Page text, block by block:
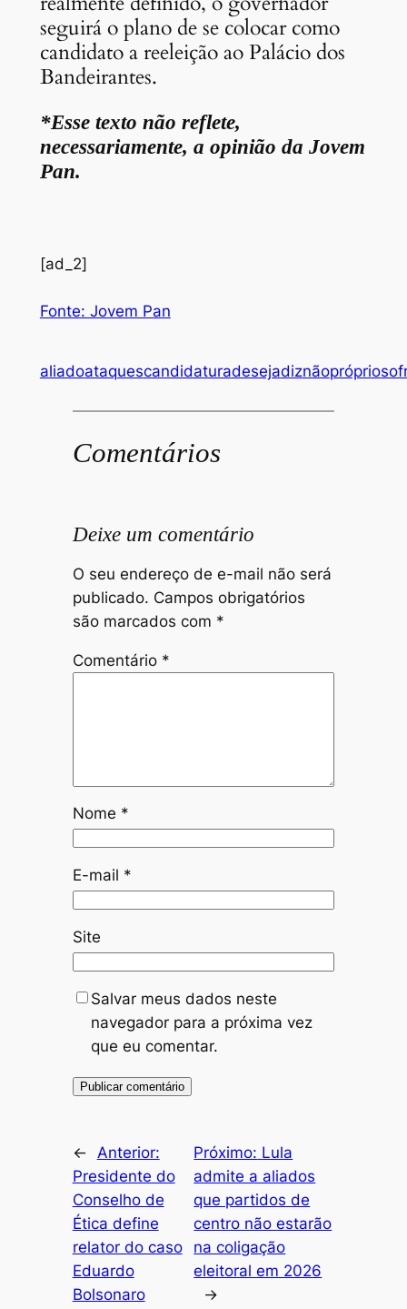
seguirá o plano de se colocar como
candidato a reeleição ao Palácio dos
Bandeirantes.
*Esse texto não reflete,
necessariamente, a opinião da Jovem
Pan.
[ad_2]
Fonte: Jovem Pan
aliadoataquescandidaturadesejadiznãopróprio
Comentários
Deixe um comentário
O seu endereço de e-mail não será
publicado. Campos obrigatórios
são marcados com *
Comentário *
Nome *
E-mail *
Site
Salvar meus dados neste
navegador para a próxima vez
que eu comentar.
← Anterior:
Presidente do
Conselho de
Ética define
relator do caso
Eduardo
Bolsonaro
Próximo: Lula
admite a aliados
que partidos de
centro não estarão
na coligação
eleitoral em 2026
→